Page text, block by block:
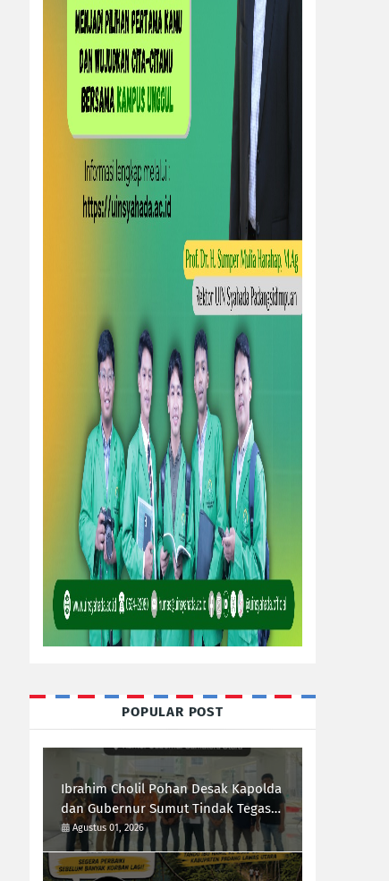
POPULAR POST
Ibrahim Cholil Pohan Desak Kapolda
dan Gubernur Sumut Tindak Tegas
Galian C Ilegal di Sipiongot Julu Kec.
Dolok Kab. Paluta
Agustus 01, 2026